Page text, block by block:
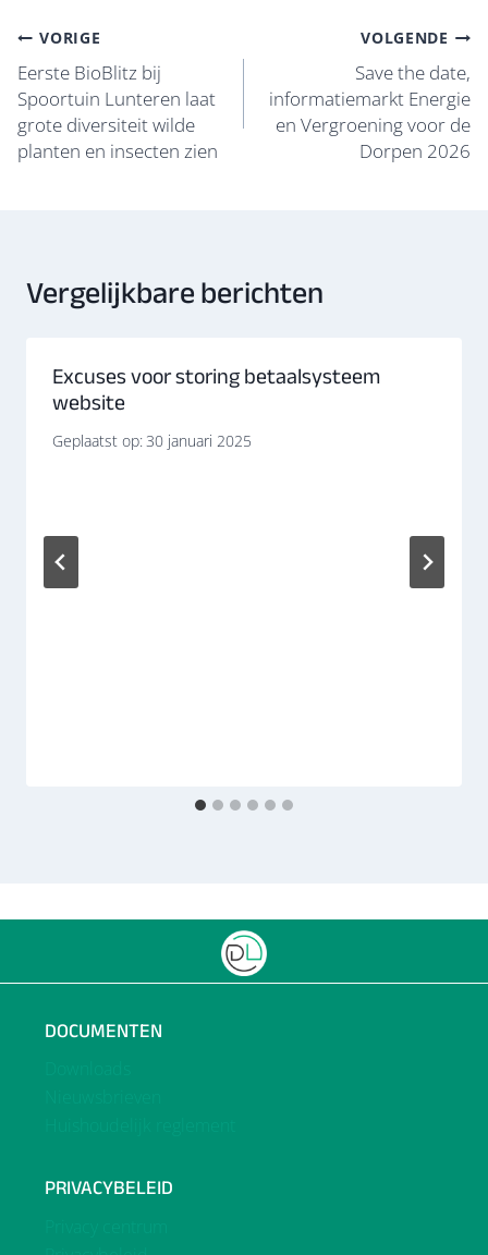
o
k p
Bericht
navigatie
VORIGE
Eerste BioBlitz bij
Spoortuin Lunteren laat
grote diversiteit wilde
planten en insecten zien
VOLGENDE
Save the date,
informatiemarkt Energie
en Vergroening voor de
Dorpen 2026
Vergelijkbare berichten
Excuses voor storing betaalsysteem
website
Geplaatst op:30 januari 2025
DOCUMENTEN
PRIVACYBELEID